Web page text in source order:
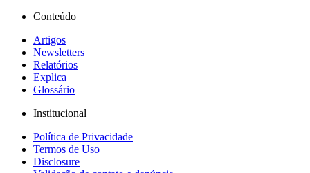
Conteúdo
Artigos
Newsletters
Relatórios
Explica
Glossário
Institucional
Política de Privacidade
Termos de Uso
Disclosure